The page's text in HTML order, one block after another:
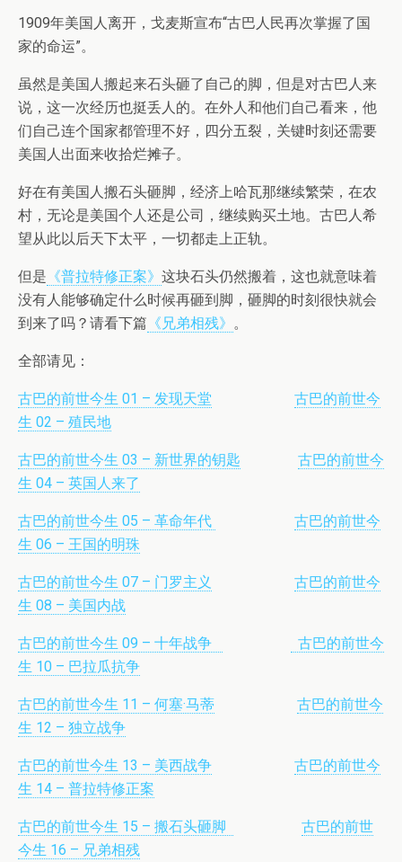
1909年美国人离开，戈麦斯宣布“古巴人民再次掌握了国
家的命运”。
虽然是美国人搬起来石头砸了自己的脚，但是对古巴人来
说，这一次经历也挺丢人的。在外人和他们自己看来，他
们自己连个国家都管理不好，四分五裂，关键时刻还需要
美国人出面来收拾烂摊子。
好在有美国人搬石头砸脚，经济上哈瓦那继续繁荣，在农
村，无论是美国个人还是公司，继续购买土地。古巴人希
望从此以后天下太平，一切都走上正轨。
但是 《普拉特修正案》 这块石头仍然搬着，这也就意味着
没有人能够确定什么时候再砸到脚，砸脚的时刻很快就会
到来了吗？请看下篇 《兄弟相残》 。
全部请见：
古巴的前世今生 01 – 发现天堂
古巴的前世今
生 02 – 殖民地
古巴的前世今生 03 – 新世界的钥匙
古巴的前世今
生 04 – 英国人来了
古巴的前世今生 05 – 革命年代
古巴的前世今
生 06 – 王国的明珠
古巴的前世今生 07 – 门罗主义
古巴的前世今
生 08 – 美国内战
古巴的前世今生 09 – 十年战争
古巴的前世今
生 10 – 巴拉瓜抗争
古巴的前世今生 11 – 何塞·马蒂
古巴的前世今
生 12 – 独立战争
古巴的前世今生 13 – 美西战争
古巴的前世今
生 14 – 普拉特修正案
古巴的前世今生 15 – 搬石头砸脚
古巴的前世
今生 16 – 兄弟相残